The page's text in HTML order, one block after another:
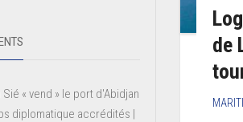
de
« vend » le port d'Abidjan
diplomatique accrédités |